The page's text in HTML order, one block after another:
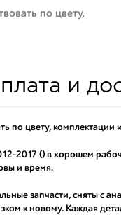
по цвету,
и
по цвету, комплектации
2017 () в хорошем
и время.
запчасти, сняты с
к новому. Каждая